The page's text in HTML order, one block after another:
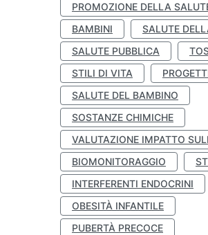
PROMOZIONE DELLA
BAMBINI
SALUTE
SALUTE PUBBLICA
STILI DI VITA
SALUTE DEL BAMBINO
SOSTANZE CHIMICHE
VALUTAZIONE IMPATTO
BIOMONITORAGGIO
INTERFERENTI ENDOCRINI
OBESITÀ INFANTILE
PUBERTÀ PRECOCE